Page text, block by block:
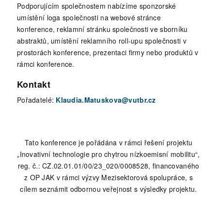
Podporujícím společnostem nabízíme sponzorské
umístění loga společnosti na webové stránce
konference, reklamní stránku společnosti ve sborníku
abstraktů, umístění reklamního roll-upu společnosti v
prostorách konference, prezentaci firmy nebo produktů v
rámci konference.
Kontakt
Pořadatelé: Klaudia.Matuskova@vutbr.cz
Tato konference je pořádána v rámci řešení projektu
„Inovativní technologie pro chytrou nízkoemisní mobilitu“,
reg. č.: CZ.02.01.01/00/23_020/0008528, financovaného
z OP JAK v rámci výzvy Mezisektorová spolupráce, s
cílem seznámit odbornou veřejnost s výsledky projektu.